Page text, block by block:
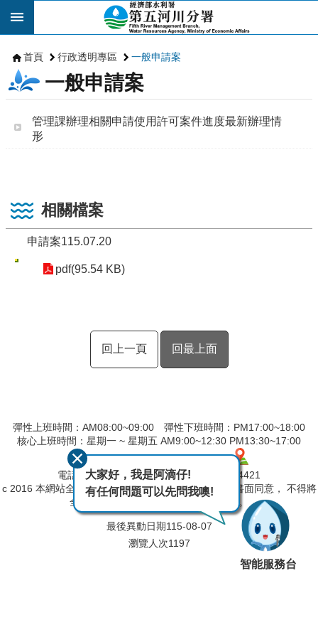
跳到主要內容區塊
首頁 行政透明專區 一般申請案
一般申請案
管理課辦理相關申請使用許可案件進度最新辦理情
形
相關檔案
申請案115.07.20
pdf(95.54 KB)
回上一頁 回最上面
彈性上班時間：AM08:00~09:00 彈性下班時間：PM17:00~18:00
核心上班時間：星期一 ~ 星期五 AM9:00~12:30 PM13:30~17:00
地址：600039嘉義市 親水路 123 號
電話：(05)230-4406 傳真：(05)230-4421
c 2016 本網站全部圖文版權係屬本局所有，非經正式書面同意， 不得將
全部或部分內容，轉載於任何形式媒體。
最後異動日期115-08-07
瀏覽人次1197
大家好，我是阿滴仔!
有任何問題可以先問我噢!
智能服務台